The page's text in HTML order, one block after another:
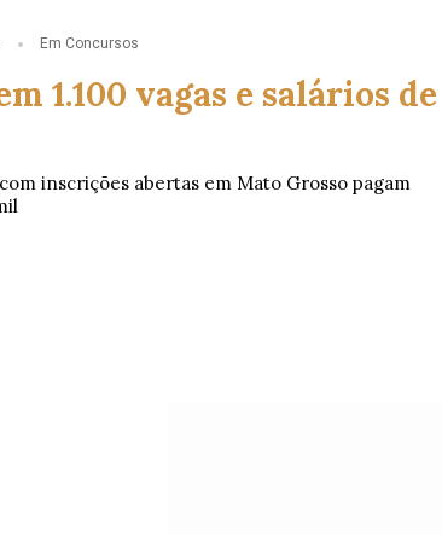
Em Concursos
1.100 vagas e salários de
inscrições abertas em Mato Grosso pagam